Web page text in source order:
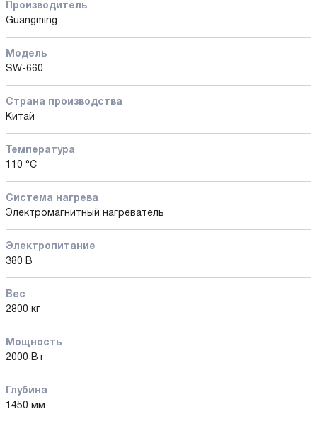
Производитель
Guangming
Модель
SW-660
Страна производства
Китай
Температура
110 °C
Система нагрева
Электромагнитный нагреватель
Электропитание
380 В
Вес
2800 кг
Мощность
2000 Вт
Глубина
1450 мм